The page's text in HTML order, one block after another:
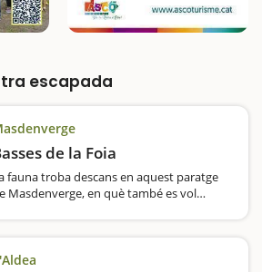
escapada
de la Foia
fauna troba descans en aquest paratge
Masdenverge, en què també es vol
que l'ajuntament de
gestiona…